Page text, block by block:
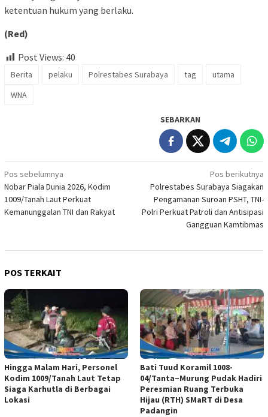
ketentuan hukum yang berlaku.
(Red)
Post Views: 40
Berita pelaku Polrestabes Surabaya tag
utama
WNA
SEBARKAN
Navigasi
pos
Pos sebelumnya
Nobar Piala Dunia 2026, Kodim
1009/Tanah Laut Perkuat
Kemanunggalan TNI dan Rakyat
Pos berikutnya
Polrestabes Surabaya Siagakan
Pengamanan Suroan PSHT, TNI-
Polri Perkuat Patroli dan Antisipasi
Gangguan Kamtibmas
POS TERKAIT
Hingga Malam Hari, Personel
Kodim 1009/Tanah Laut Tetap
Siaga Karhutla di Berbagai
Lokasi
Bati Tuud Koramil 1008-
04/Tanta–Murung Pudak Hadiri
Peresmian Ruang Terbuka
Hijau (RTH) SMaRT di Desa
Padangin